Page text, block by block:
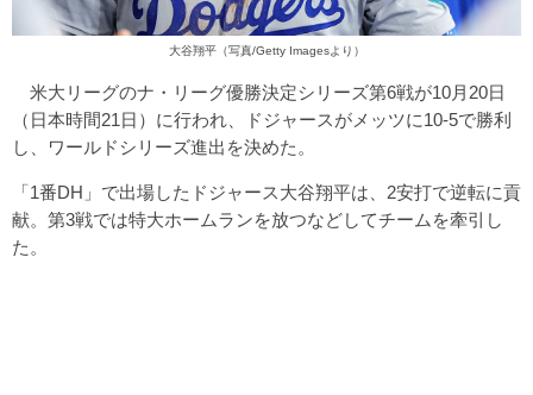
大谷翔平（写真/Getty Imagesより）
米大リーグのナ・リーグ優勝決定シリーズ第6戦が10月20日
（日本時間21日）に行われ、ドジャースがメッツに10-5で勝利
し、ワールドシリーズ進出を決めた。
「1番DH」で出場したドジャース大谷翔平は、2安打で逆転に貢
献。第3戦では特大ホームランを放つなどしてチームを牽引し
た。